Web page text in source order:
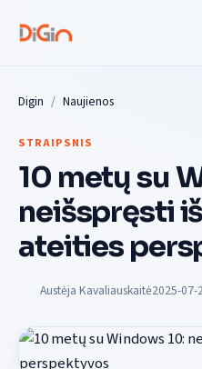
Digin Naujienos
STRAIPSNIS
10 metų su
neišspręsti
ateities
Austėja Kavaliauskaitė2025-07-